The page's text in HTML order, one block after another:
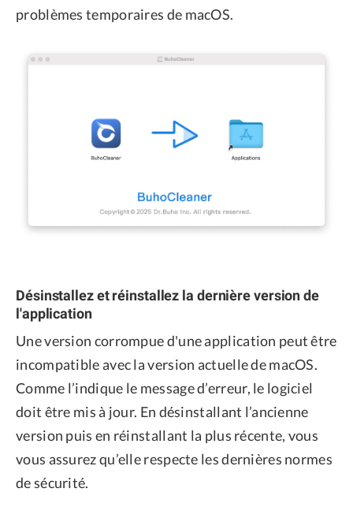
problèmes temporaires de macOS.
Désinstallez et réinstallez la dernière version de
l'application
Une version corrompue d'une application peut être
incompatible avec la version actuelle de macOS.
Comme l’indique le message d’erreur, le logiciel
doit être mis à jour. En désinstallant l’ancienne
version puis en réinstallant la plus récente, vous
vous assurez qu’elle respecte les dernières normes
de sécurité.